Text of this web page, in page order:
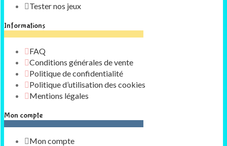
Tester nos jeux
Informations
FAQ
Conditions générales de vente
Politique de confidentialité
Politique d’utilisation des cookies
Mentions légales
Mon compte
Mon compte